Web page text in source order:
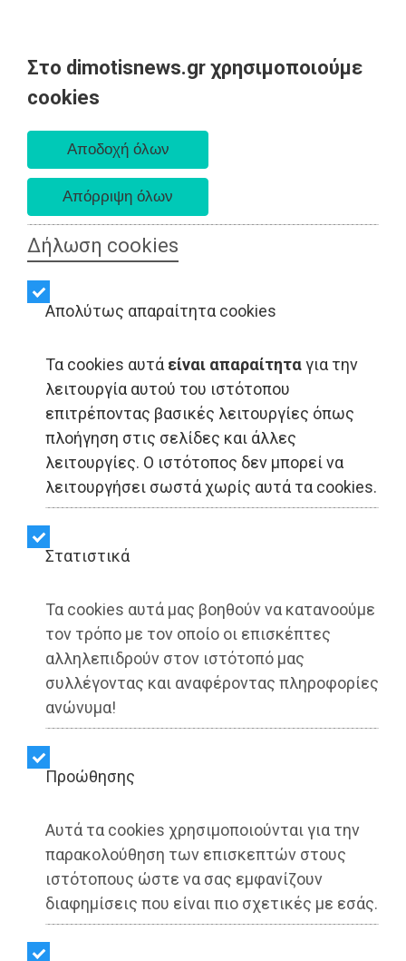
Στο dimotisnews.gr χρησιμοποιούμε
cookies
Δήλωση cookies
Απολύτως απαραίτητα cookies
Τα cookies αυτά είναι απαραίτηταγια την
λειτουργία αυτού του ιστότοπου
επιτρέποντας βασικές λειτουργίες όπως
πλοήγηση στις σελίδες και άλλες
λειτουργίες. Ο ιστότοπος δεν μπορεί να
λειτουργήσει σωστά χωρίς αυτά τα cookies.
Στατιστικά
Τα cookies αυτά μας βοηθούν να κατανοούμε
τον τρόπο με τον οποίο οι επισκέπτες
αλληλεπιδρούν στον ιστότοπό μας
συλλέγοντας και αναφέροντας πληροφορίες
ανώνυμα!
Προώθησης
Αυτά τα cookies χρησιμοποιούνται για την
παρακολούθηση των επισκεπτών στους
ιστότοπους ώστε να σας εμφανίζουν
διαφημίσεις που είναι πιο σχετικές με εσάς.
ΠΟΛΙΤΙΚΗ - Αττική
Εκδήλωση ΠΑΣΟΚ -
ΔΗΣΥΜ για τα
Αττική χωρίς Δούκα και
με δημάρχους της… ΝΔ
Share:
Dimotisnews | 03/03/2026 - 13:23